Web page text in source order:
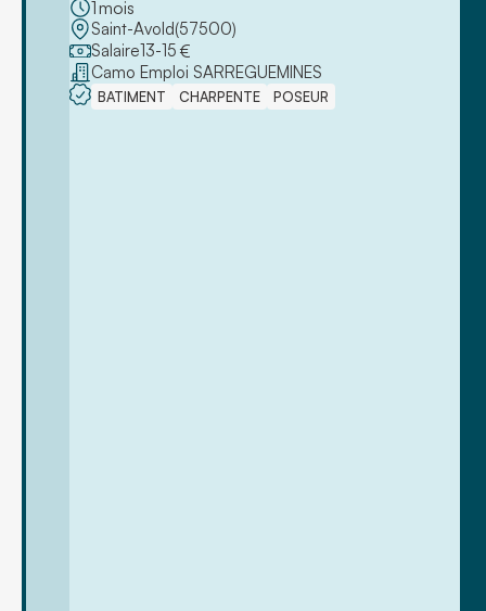
1mois
Saint-Avold(57500)
Salaire13-15 €
Camo Emploi SARREGUEMINES
BATIMENT CHARPENTE POSEUR